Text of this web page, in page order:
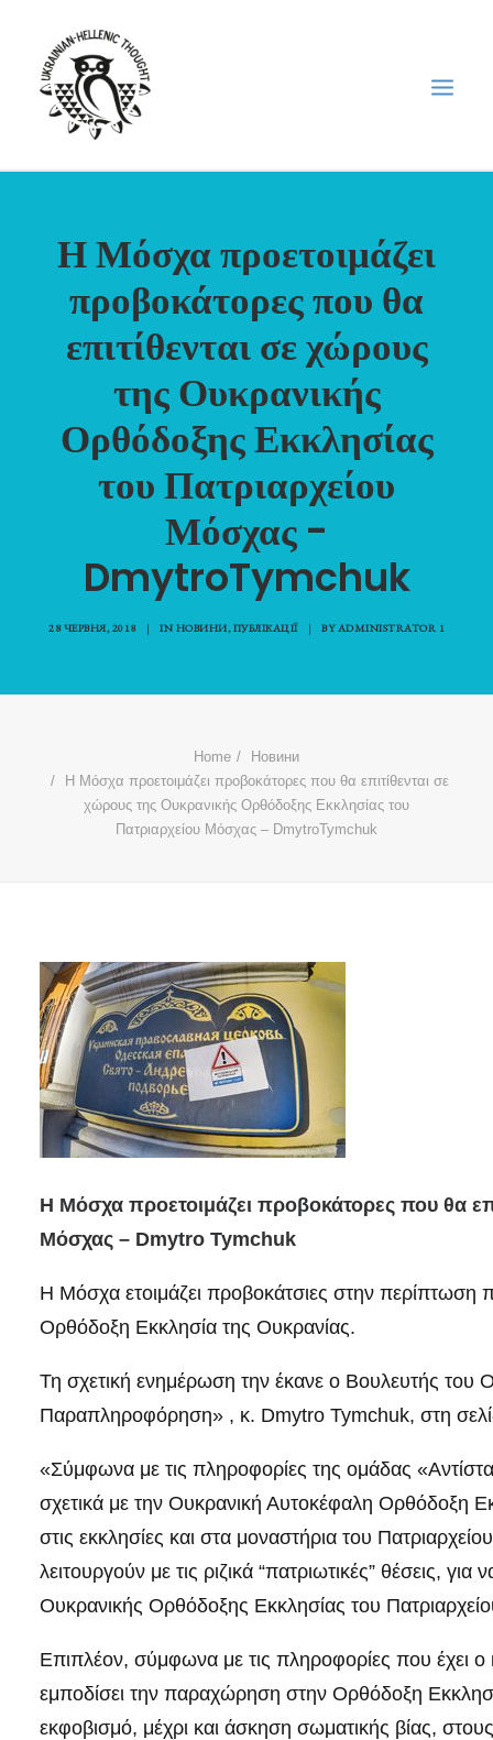
НЕДІЛЬНА ШКОЛА
ГОЛОДОМОР
ФОРУМ УКРАЇНСЬКОЇ ДІАСПОРИ В ГРЕЦІЇ
“ВІСНИК”/”ΑΓΓΕΛΙΑΦΌΡΟΣ”
SEARCH
Η Μόσχα προετοιμάζει
προβοκάτορες που θα
επιτίθενται σε χώρους
της Ουκρανικής
Ορθόδοξης Εκκλησίας
του Πατριαρχείου
Μόσχας -
DmytroTymchuk
28 ЧЕРВНЯ, 2018 | IN НОВИНИ,ПУБЛІКАЦІЇ | BYADMINISTRATOR 1
Home
Новини
Η Μόσχα προετοιμάζει προβοκάτορες που θα επιτίθενται σε
χώρους της Ουκρανικής Ορθόδοξης Εκκλησίας του
Πατριαρχείου Μόσχας – DmytroTymchuk
Η Μόσχα προετοιμάζει προβοκάτορες που θα
Μόσχας – Dmytro Tymchuk
Η Μόσχα ετοιμάζει προβοκάτσιες στην περίπτωση
Ορθόδοξη Εκκλησία της Ουκρανίας.
Τη σχετική ενημέρωση την έκανε ο Βουλευτής του
Παραπληροφόρηση» , κ. Dmytro Tymchuk, στη
«Σύμφωνα με τις πληροφορίες της ομάδας
σχετικά με την Ουκρανική Αυτοκέφαλη Ορθόδοξη
στις εκκλησίες και στα μοναστήρια του
λειτουργούν με τις ριζικά “πατριωτικές” θέσεις,
Ουκρανικής Ορθόδοξης Εκκλησίας του
Επιπλέον, σύμφωνα με τις πληροφορίες που έχει
εμποδίσει την παραχώρηση στην Ορθόδοξη
εκφοβισμό, μέχρι και άσκηση σωματικής βίας,